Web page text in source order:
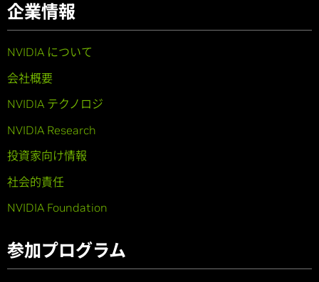
企業情報
NVIDIA について
会社概要
NVIDIA テクノロジ
NVIDIA Research
投資家向け情報
社会的責任
NVIDIA Foundation
参加プログラム